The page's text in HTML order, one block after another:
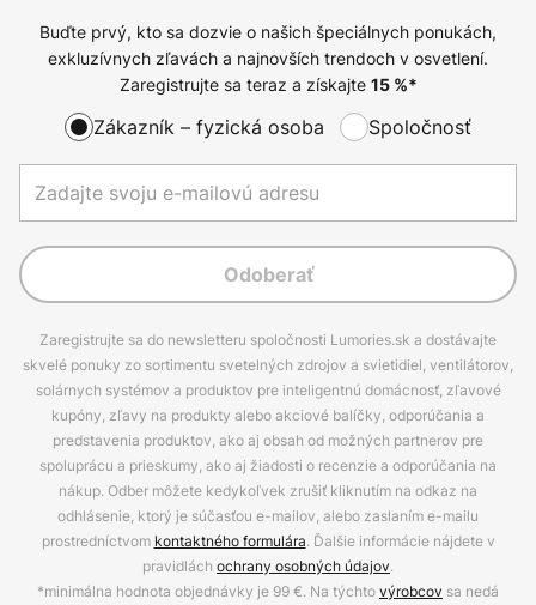
Buďte prvý, kto sa dozvie o našich špeciálnych ponukách,
exkluzívnych zľavách a najnovších trendoch v osvetlení.
Zaregistrujte sa teraz a získajte 15%*
Zákazník – fyzická osoba Spoločnosť
Odoberať
Zaregistrujte sa do newsletteru spoločnosti Lumories.sk a dostávajte
skvelé ponuky zo sortimentu svetelných zdrojov a svietidiel, ventilátorov,
solárnych systémov a produktov pre inteligentnú domácnosť, zľavové
kupóny, zľavy na produkty alebo akciové balíčky, odporúčania a
predstavenia produktov, ako aj obsah od možných partnerov pre
spoluprácu a prieskumy, ako aj žiadosti o recenzie a odporúčania na
nákup. Odber môžete kedykoľvek zrušiť kliknutím na odkaz na
odhlásenie, ktorý je súčasťou e-mailov, alebo zaslaním e-mailu
prostredníctvom kontaktného formulára. Ďalšie informácie nájdete v
pravidlách ochrany osobných údajov.
*minimálna hodnota objednávky je 99 €. Na týchtovýrobcov sa nedá